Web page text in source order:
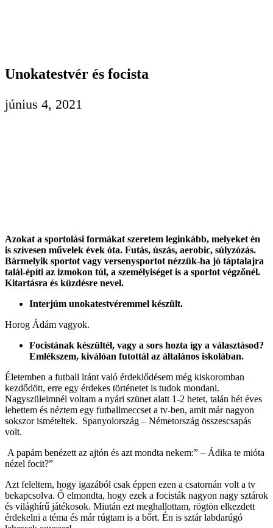
Unokatestvér és focista
június 4, 2021
Azokat a sportolási formákat szeretem leginkább, melyeket én
is szívesen művelek évek óta. Futás, úszás, aerobic, súlyzózás.
Bármelyik sportot vagy versenysportot nézzük-ha jó táptalajra
talál-építi az izmokon túl, a személyiséget is a sportot végzőnél.
Kitartásra és küzdésre nevel.
Interjúm unokatestvéremmel készült.
Horog Ádám vagyok.
Focistának készültél, vagy a sors hozta így a választásod?
Emlékszem, kiválóan futottál az általános iskolában.
Életemben a futball iránt való érdeklődésem még kiskoromban
kezdődött, erre egy érdekes történetet is tudok mondani.
Nagyszüleimnél voltam a nyári szünet alatt 1-2 hetet, talán hét éves
lehettem és néztem egy futballmeccset a tv-ben, amit már nagyon
sokszor ismételtek. Spanyolország – Németország összescsapás
volt.
A papám benézett az ajtón és azt mondta nekem:” – Ádika te mióta
nézel focit?”
Azt feleltem, hogy igazából csak éppen ezen a csatornán volt a tv
bekapcsolva. Ő elmondta, hogy ezek a focisták nagyon nagy sztárok
és világhírű játékosok. Miután ezt meghallottam, rögtön elkezdett
érdekelni a téma és már rúgtam is a bőrt. Én is sztár labdarúgó